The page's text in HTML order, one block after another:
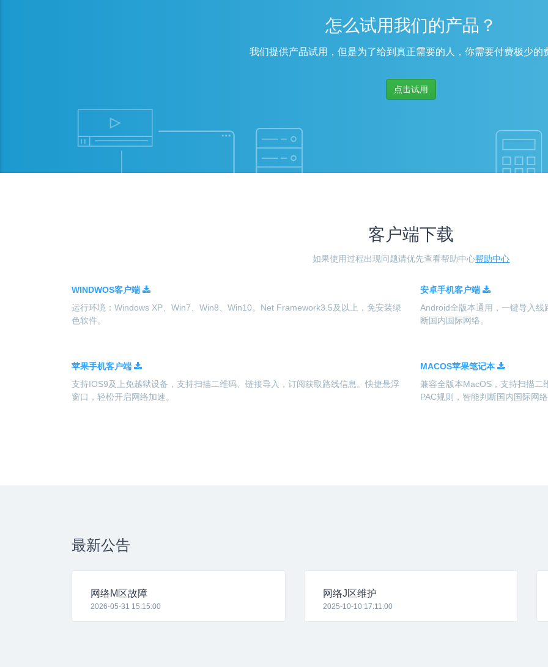
怎么试用我们的产品？
我们提供产品试用，但是为了给到真正需要的人，你需要付费极少的
点击试用
客户端下载
如果使用过程出现问题请优先查看帮助中心帮助中心
WINDWOS客户端
运行环境：Windows XP、Win7、Win8、Win10。Net Framework3.5及以上，免安装绿
色软件。
安卓手机客户端
Android全版本通用，一键导入
断国内国际网络。
苹果手机客户端
支持IOS9及上免越狱设备，支持扫描二维码、链接导入，订阅获取路线信息。快捷悬浮
窗口，轻松开启网络加速。
MACOS苹果笔记本
兼容全版本MacOS，支持扫描二
PAC规则，智能判断国内国际网
最新公告
网络M区故障
2026-05-31 15:15:00
网络J区维护
2025-10-10 17:11:00